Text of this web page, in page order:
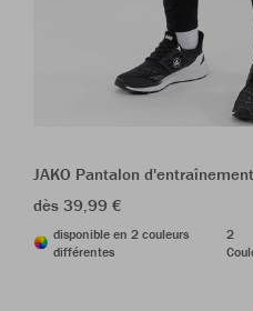
JAKO Pantalon
dès 39,99 €
disponible en 2 couleurs
différentes
2